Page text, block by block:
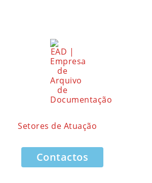
Setores de Atuação
Contactos